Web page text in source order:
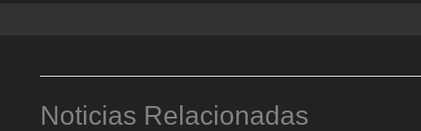
Noticias Relacionadas